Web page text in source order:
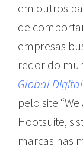
em outros
de
empresas
redor do
Global
pelo site
Hootsuite,
marcas nas